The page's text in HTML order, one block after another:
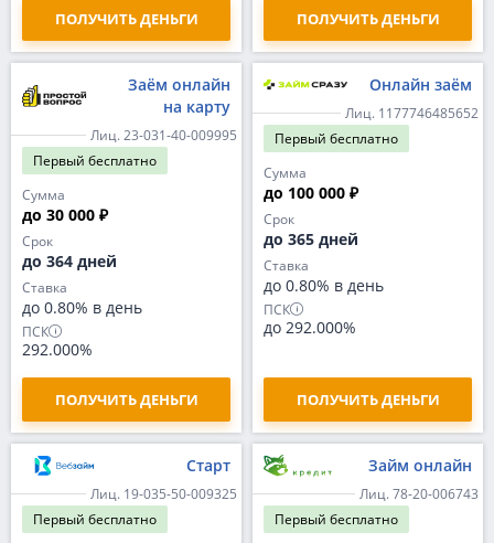
ПОЛУЧИТЬ ДЕНЬГИ ПОЛУЧИТЬ ДЕНЬГИ
Заём онлайн
на карту
Лиц. 23-031-40-009995
Первый бесплатно
Сумма
до 30 000 ₽
Срок
до 364 дней
Ставка
до 0.80% в день
ПСК
292.000%
ПОЛУЧИТЬ ДЕНЬГИ
Онлайн заём
Лиц. 1177746485652
Первый бесплатно
Сумма
до 100 000 ₽
Срок
до 365 дней
Ставка
до 0.80% в день
ПСК
до 292.000%
ПОЛУЧИТЬ ДЕНЬГИ
Старт
Лиц. 19-035-50-009325
Первый бесплатно
Займ онлайн
Лиц. 78-20-006743
Первый бесплатно